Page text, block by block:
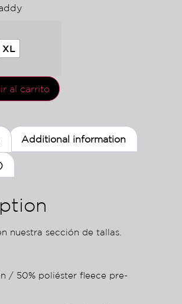
XL
al carrito
Additional information
nuestra sección de tallas.
/ 50% poliéster fleece pre-